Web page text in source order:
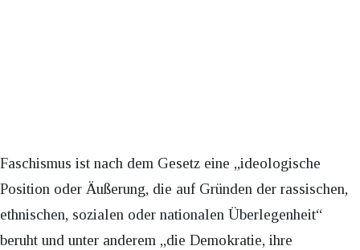
Faschismus ist nach dem Gesetz eine „ideologische
Position oder Äußerung, die auf Gründen der rassischen,
ethnischen, sozialen oder nationalen Überlegenheit“
beruht und unter anderem „die Demokratie, ihre